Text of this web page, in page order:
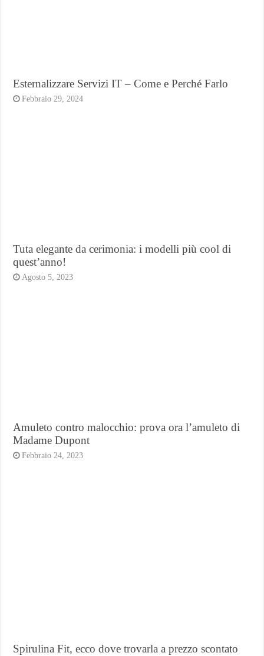
Esternalizzare Servizi IT – Come e Perché Farlo
Febbraio 29, 2024
Tuta elegante da cerimonia: i modelli più cool di
quest’anno!
Agosto 5, 2023
Amuleto contro malocchio: prova ora l’amuleto di
Madame Dupont
Febbraio 24, 2023
Spirulina Fit, ecco dove trovarla a prezzo scontato